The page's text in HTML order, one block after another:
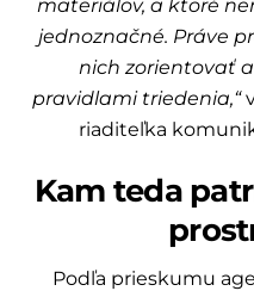
materiálov, a ktoré
jednoznačné. Práve
nich zorientovať
pravidlami triedenia,“
riaditeľka
Kam teda
Podľa prieskumu